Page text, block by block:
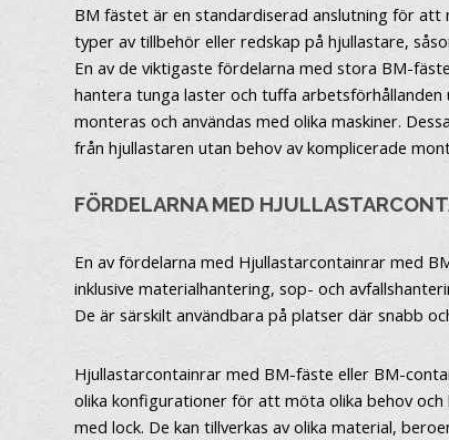
BM fästet är en standardiserad anslutning för
typer av tillbehör eller redskap på hjullastare,
En av de viktigaste fördelarna med stora BM-
hantera tunga laster och tuffa
monteras och användas med olika maskiner.
från hjullastaren utan behov av komplicerade
FÖRDELARNA MED
En av fördelarna med Hjullastarcontainrar med
inklusive materialhantering, sop- och
De är särskilt användbara på platser där snabb
Hjullastarcontainrar med BM-fäste eller BM-
olika konfigurationer för att möta olika behov
med lock. De kan tillverkas av olika material,